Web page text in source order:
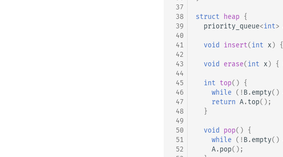
37
38
39
40
41
42
43
44
45
46
47
48
49
50
51
52
struct heap {
priority_queue<int>
void insert(int x) {
void erase(int x) {
int top() {
while ( ! B.empty()
return A.top();
}
void pop() {
while ( ! B.empty()
A.pop();